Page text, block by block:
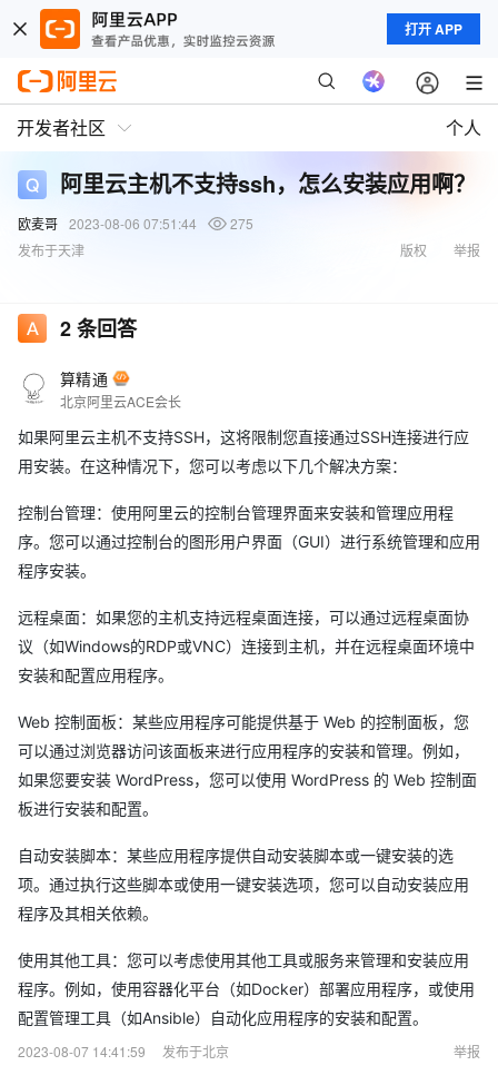
打开 APP
开发者社区 个人
阿里云主机不支持ssh，怎么安装应用啊？
欧麦哥 2023-08-06 07:51:44
275
发布于天津
举报
版权
2条回答
算精通
北京阿里云ACE会长
如果阿里云主机不支持SSH，这将限制您直接通过SSH连接进行应
用安装。在这种情况下，您可以考虑以下几个解决方案：
控制台管理：使用阿里云的控制台管理界面来安装和管理应用程
序。您可以通过控制台的图形用户界面（GUI）进行系统管理和应用
程序安装。
远程桌面：如果您的主机支持远程桌面连接，可以通过远程桌面协
议（如Windows的RDP或VNC）连接到主机，并在远程桌面环境中
安装和配置应用程序。
Web 控制面板：某些应用程序可能提供基于 Web 的控制面板，您
可以通过浏览器访问该面板来进行应用程序的安装和管理。例如，
如果您要安装 WordPress，您可以使用 WordPress 的 Web 控制面
板进行安装和配置。
自动安装脚本：某些应用程序提供自动安装脚本或一键安装的选
项。通过执行这些脚本或使用一键安装选项，您可以自动安装应用
程序及其相关依赖。
使用其他工具：您可以考虑使用其他工具或服务来管理和安装应用
程序。例如，使用容器化平台（如Docker）部署应用程序，或使用
配置管理工具（如Ansible）自动化应用程序的安装和配置。
2023-08-07 14:41:59
发布于北京 举报